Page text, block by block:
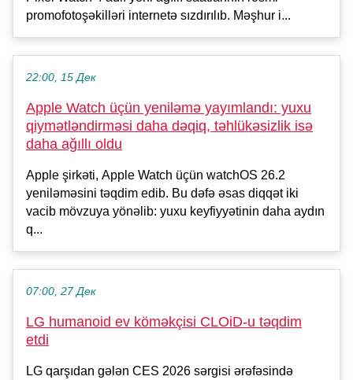
promofotoşəkilləri internetə sızdırılıb. Məşhur i...
22:00, 15 Дек
Apple Watch üçün yeniləmə yayımlandı: yuxu
qiymətləndirməsi daha dəqiq, təhlükəsizlik isə
daha ağıllı oldu
Apple şirkəti, Apple Watch üçün watchOS 26.2
yeniləməsini təqdim edib. Bu dəfə əsas diqqət iki
vacib mövzuya yönəlib: yuxu keyfiyyətinin daha aydın
q...
07:00, 27 Дек
LG humanoid ev köməkçisi CLOiD-u təqdim
etdi
LG qarşıdan gələn CES 2026 sərgisi ərəfəsində